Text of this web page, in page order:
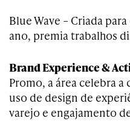
Blue Wave – Criada
ano, premia trabalhos
Brand Experience &
Promo, a área celebra
uso de design de
varejo e engajamento